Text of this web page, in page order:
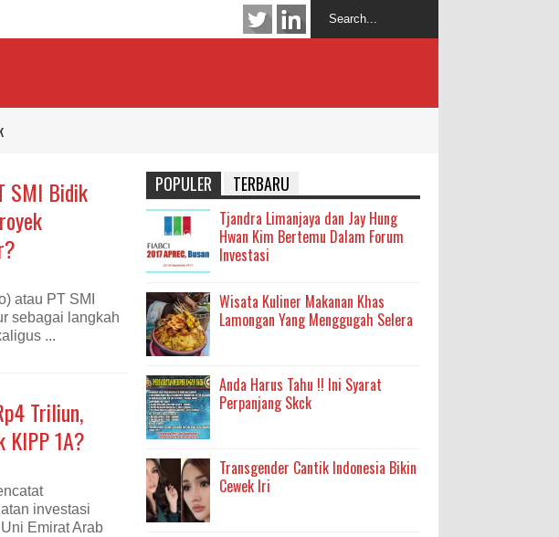
SMI Bidik
atau PT SMI
sebagai langkah
...
Triliun,
KIPP 1A?
investasi
Emirat Arab
POPULER TERBARU
Tjandra Limanjaya dan Jay Hung
Hwan Kim Bertemu Dalam Forum
Investasi
Wisata Kuliner Makanan Khas
Lamongan Yang Menggugah Selera
Anda Harus Tahu !! Ini Syarat
Perpanjang Skck
Transgender Cantik Indonesia Bikin
Cewek Iri